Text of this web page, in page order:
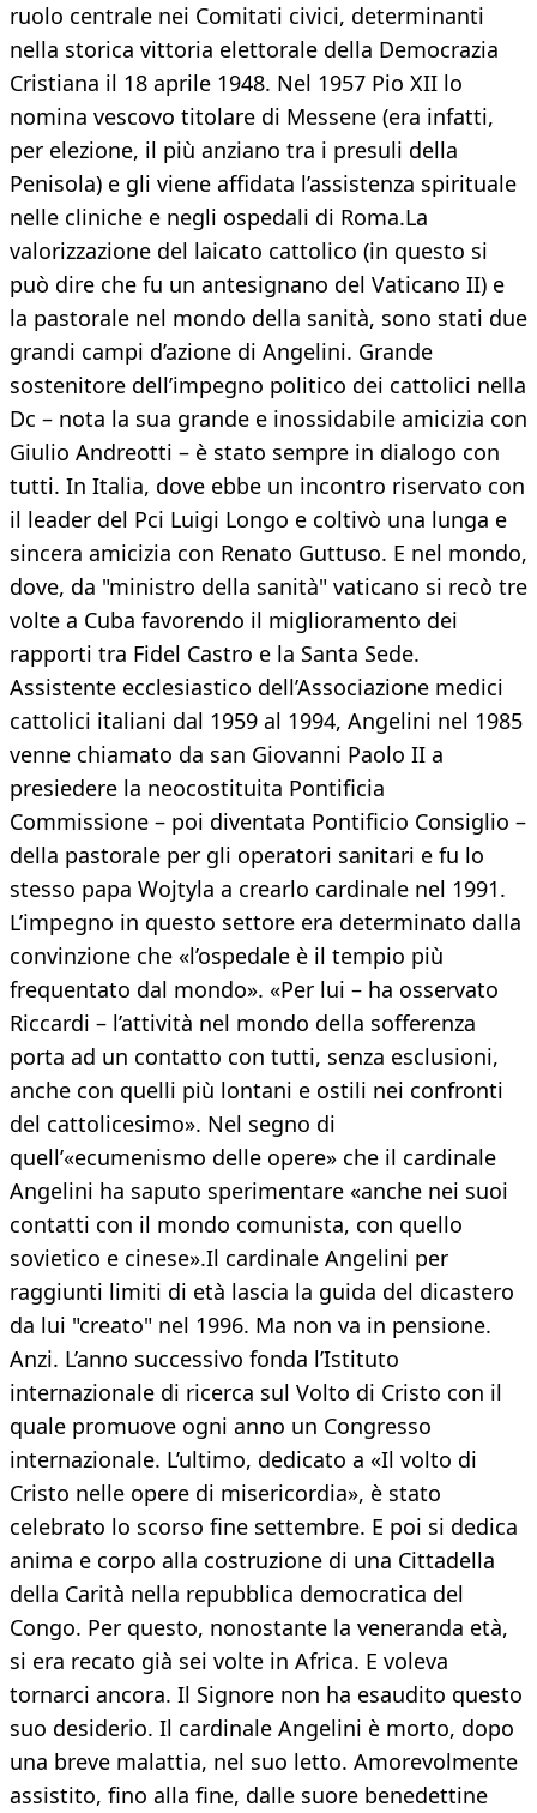
ruolo centrale nei Comitati civici, determinanti
nella storica vittoria elettorale della Democrazia
Cristiana il 18 aprile 1948. Nel 1957 Pio XII lo
nomina vescovo titolare di Messene (era infatti,
per elezione, il più anziano tra i presuli della
Penisola) e gli viene affidata l’assistenza spirituale
nelle cliniche e negli ospedali di Roma.La
valorizzazione del laicato cattolico (in questo si
può dire che fu un antesignano del Vaticano II) e
la pastorale nel mondo della sanità, sono stati due
grandi campi d’azione di Angelini. Grande
sostenitore dell’impegno politico dei cattolici nella
Dc – nota la sua grande e inossidabile amicizia con
Giulio Andreotti – è stato sempre in dialogo con
tutti. In Italia, dove ebbe un incontro riservato con
il leader del Pci Luigi Longo e coltivò una lunga e
sincera amicizia con Renato Guttuso. E nel mondo,
dove, da "ministro della sanità" vaticano si recò tre
volte a Cuba favorendo il miglioramento dei
rapporti tra Fidel Castro e la Santa Sede.
Assistente ecclesiastico dell’Associazione medici
cattolici italiani dal 1959 al 1994, Angelini nel 1985
venne chiamato da san Giovanni Paolo II a
presiedere la neocostituita Pontificia
Commissione – poi diventata Pontificio Consiglio –
della pastorale per gli operatori sanitari e fu lo
stesso papa Wojtyla a crearlo cardinale nel 1991.
L’impegno in questo settore era determinato dalla
convinzione che «l’ospedale è il tempio più
frequentato dal mondo». «Per lui – ha osservato
Riccardi – l’attività nel mondo della sofferenza
porta ad un contatto con tutti, senza esclusioni,
anche con quelli più lontani e ostili nei confronti
del cattolicesimo». Nel segno di
quell’«ecumenismo delle opere» che il cardinale
Angelini ha saputo sperimentare «anche nei suoi
contatti con il mondo comunista, con quello
sovietico e cinese».Il cardinale Angelini per
raggiunti limiti di età lascia la guida del dicastero
da lui "creato" nel 1996. Ma non va in pensione.
Anzi. L’anno successivo fonda l’Istituto
internazionale di ricerca sul Volto di Cristo con il
quale promuove ogni anno un Congresso
internazionale. L’ultimo, dedicato a «Il volto di
Cristo nelle opere di misericordia», è stato
celebrato lo scorso fine settembre. E poi si dedica
anima e corpo alla costruzione di una Cittadella
della Carità nella repubblica democratica del
Congo. Per questo, nonostante la veneranda età,
si era recato già sei volte in Africa. E voleva
tornarci ancora. Il Signore non ha esaudito questo
suo desiderio. Il cardinale Angelini è morto, dopo
una breve malattia, nel suo letto. Amorevolmente
assistito, fino alla fine, dalle suore benedettine